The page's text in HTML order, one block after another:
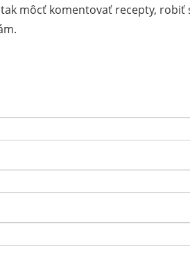
môcť komentovať recepty, robiť